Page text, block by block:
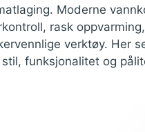
Moderne
rask
verktøy. Her
funksjonalitet og